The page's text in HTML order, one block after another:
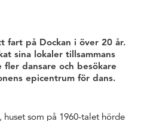
fart på Dockan i över 20 år.
sina lokaler tillsammans
dansare och besökare
epicentrum för dans.
huset som på 1960-talet hörde